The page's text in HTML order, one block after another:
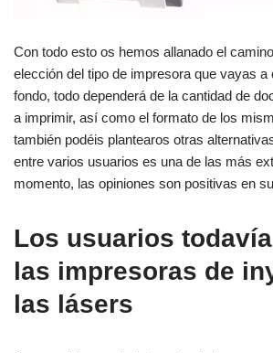
Con todo esto os hemos allanado el
elección del tipo de impresora que vayas a
fondo, todo dependerá de la cantidad de
a imprimir, así como el formato de los
también podéis plantearos otras
entre varios usuarios es una de las más
momento, las opiniones son positivas en
Los usuarios
las impresoras de
las lásers